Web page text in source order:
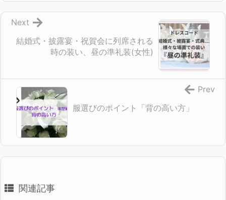
結婚式・披露宴・祝賀会に列席される
時の装い、昼の準礼装(女性)
Next
服選びのポイント「背の高い方」
Prev
関連記事